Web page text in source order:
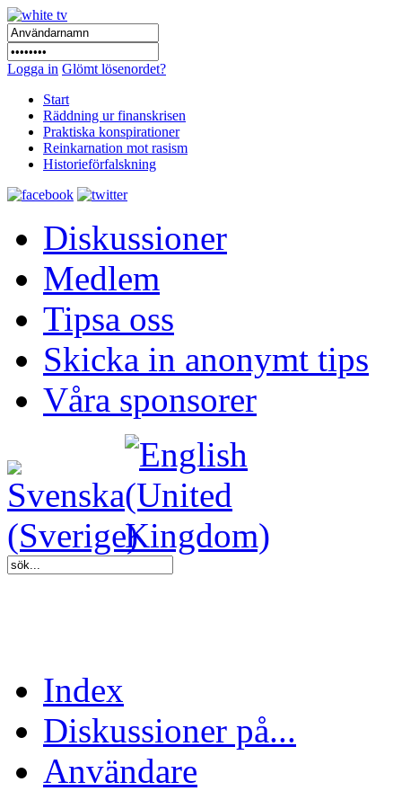
Logga in Glömt lösenordet?
Start
Räddning ur finanskrisen
Praktiska konspirationer
Reinkarnation mot rasism
Historieförfalskning
Diskussioner
Medlem
Tipsa oss
Skicka in anonymt tips
Våra sponsorer
Index
Diskussioner på...
Användare